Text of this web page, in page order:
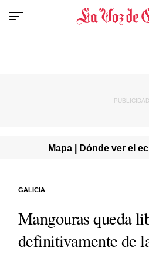
Mapa | Dónde ver el
Mangouras queda
definitivamente de
GALICIA